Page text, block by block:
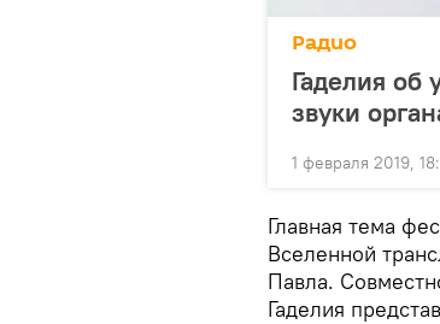
Радио
Гаделия об
звуки
1 февраля 2019,
Главная тема
Вселенной
Павла.
Гаделия